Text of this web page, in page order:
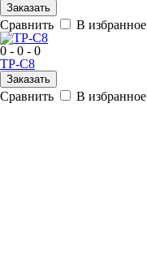
Заказать
Сравнить
В избранное
0 - 0 - 0
TP-C8
Заказать
Сравнить В избранное